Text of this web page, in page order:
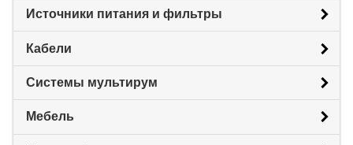
Источники питания и фильтры
Кабели
Системы мультирум
Мебель